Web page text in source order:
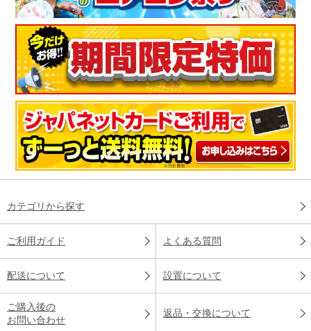
カテゴリから探す
ご利用ガイド よくある質問
配送について 設置について
ご購入後の
お問い合わせ
返品・交換について